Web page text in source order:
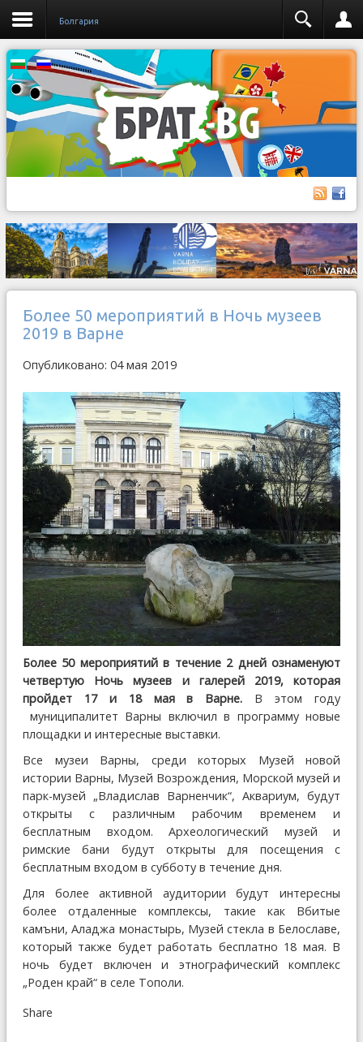
Бoлгария
Более 50 мероприятий в Ночь музеев
2019 в Варне
Опубликовано: 04 мая 2019
Более 50 мероприятий в течение 2 дней ознаменуют
четвертую Ночь музеев и галерей 2019, которая
пройдет 17 и 18 мая в Варне. В этом году
муниципалитет Варны включил в программу новые
площадки и интересные выставки.
Все музеи Варны, среди которых Музей новой
истории Варны, Музей Возрождения, Морской музей и
парк-музей „Владислав Варненчик“, Аквариум, будут
открыты с различным рабочим временем и
бесплатным входом. Археологический музей и
римские бани будут открыты для посещения с
бесплатным входом в субботу в течение дня.
Для более активной аудитории будут интересны
более отдаленные комплексы, такие как Вбитые
камъни, Аладжа монастырь, Музей стекла в Белославе,
который также будет работать бесплатно 18 мая. В
ночь будет включен и этнографический комплекс
„Роден край“ в селе Тополи.
Share